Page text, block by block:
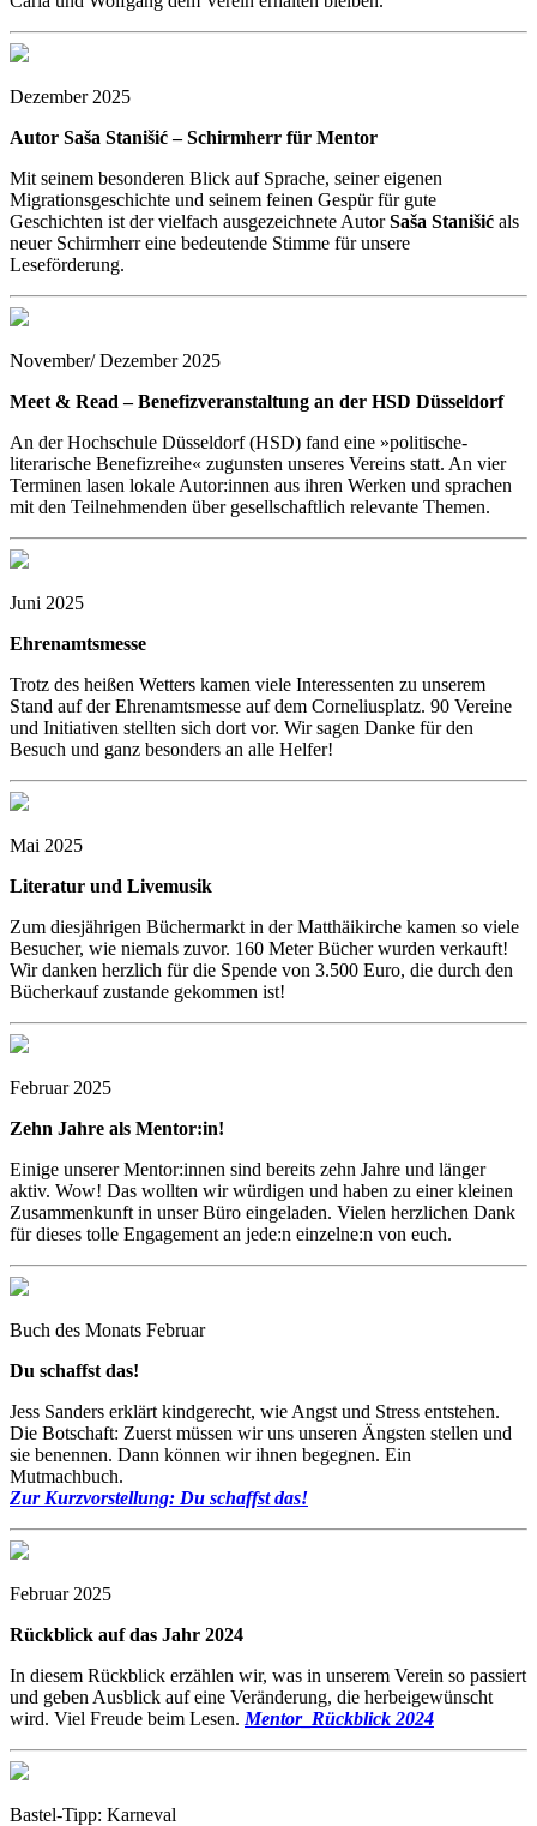
Dezember 2025
Autor Saša Stanišić – Schirmherr für Mentor
Mit seinem besonderen Blick auf Sprache, seiner eigenen
Migrationsgeschichte und seinem feinen Gespür für gute
Geschichten ist der vielfach ausgezeichnete AutorSaša Stanišić als
neuer Schirmherr eine bedeutende Stimme für unsere
Leseförderung.
November/ Dezember 2025
Meet & Read – Benefizveranstaltung an der HSD Düsseldorf
An der Hochschule Düsseldorf (HSD) fand eine »politische-
literarische Benefizreihe« zugunsten unseres Vereins statt. An vier
Terminen lasen lokale Autor:innen aus ihren Werken und sprachen
mit den Teilnehmenden über gesellschaftlich relevante Themen.
Juni 2025
Ehrenamtsmesse
Trotz des heißen Wetters kamen viele Interessenten zu unserem
Stand auf der Ehrenamtsmesse auf dem Corneliusplatz. 90 Vereine
und Initiativen stellten sich dort vor. Wir sagen Danke für den
Besuch und ganz besonders an alle Helfer!
Mai 2025
Literatur und Livemusik
Zum diesjährigen Büchermarkt in der Matthäikirche kamen so viele
Besucher, wie niemals zuvor. 160 Meter Bücher wurden verkauft!
Wir danken herzlich für die Spende von 3.500 Euro, die durch den
Bücherkauf zustande gekommen ist!
Februar 2025
Zehn Jahre als Mentor:in!
Einige unserer Mentor:innen sind bereits zehn Jahre und länger
aktiv. Wow! Das wollten wir würdigen und haben zu einer kleinen
Zusammenkunft in unser Büro eingeladen. Vielen herzlichen Dank
für dieses tolle Engagement an jede:n einzelne:n von euch.
Buch des Monats Februar
Du schaffst das!
Jess Sanders erklärt kindgerecht, wie Angst und Stress entstehen.
Die Botschaft: Zuerst müssen wir uns unseren Ängsten stellen und
sie benennen. Dann können wir ihnen begegnen. Ein
Mutmachbuch.
Zur Kurzvorstellung: Du schaffst das!
Februar 2025
Rückblick auf das Jahr 2024
In diesem Rückblick erzählen wir, was in unserem Verein so passiert
und geben Ausblick auf eine Veränderung, die herbeigewünscht
wird. Viel Freude beim Lesen. Mentor_Rückblick 2024
Bastel-Tipp: Karneval